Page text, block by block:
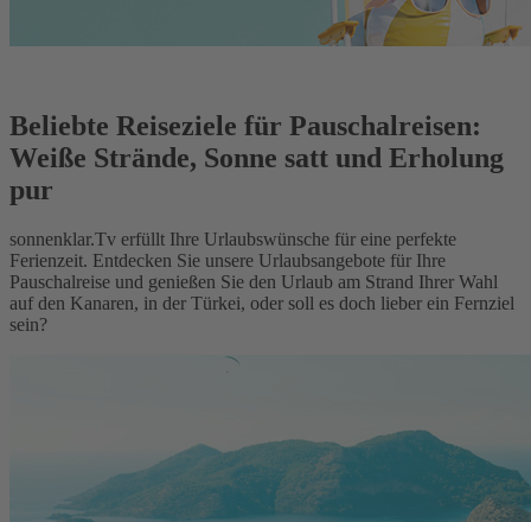
Beliebte Reiseziele für Pauschalreisen:
Weiße Strände, Sonne satt und Erholung
pur
sonnenklar.Tv erfüllt Ihre Urlaubswünsche für eine perfekte
Ferienzeit. Entdecken Sie unsere Urlaubsangebote für Ihre
Pauschalreise und genießen Sie den Urlaub am Strand Ihrer Wahl
auf den Kanaren, in der Türkei, oder soll es doch lieber ein Fernziel
sein?